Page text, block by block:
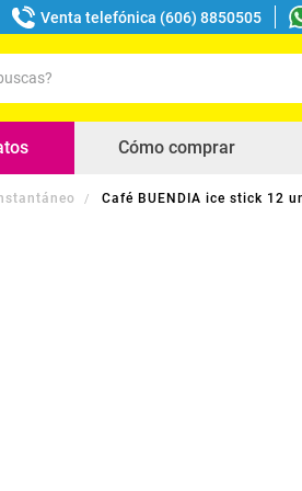
Venta telefónica (606) 8850505
Cómo comprar
Café BUENDIA ice stick 12
buscados